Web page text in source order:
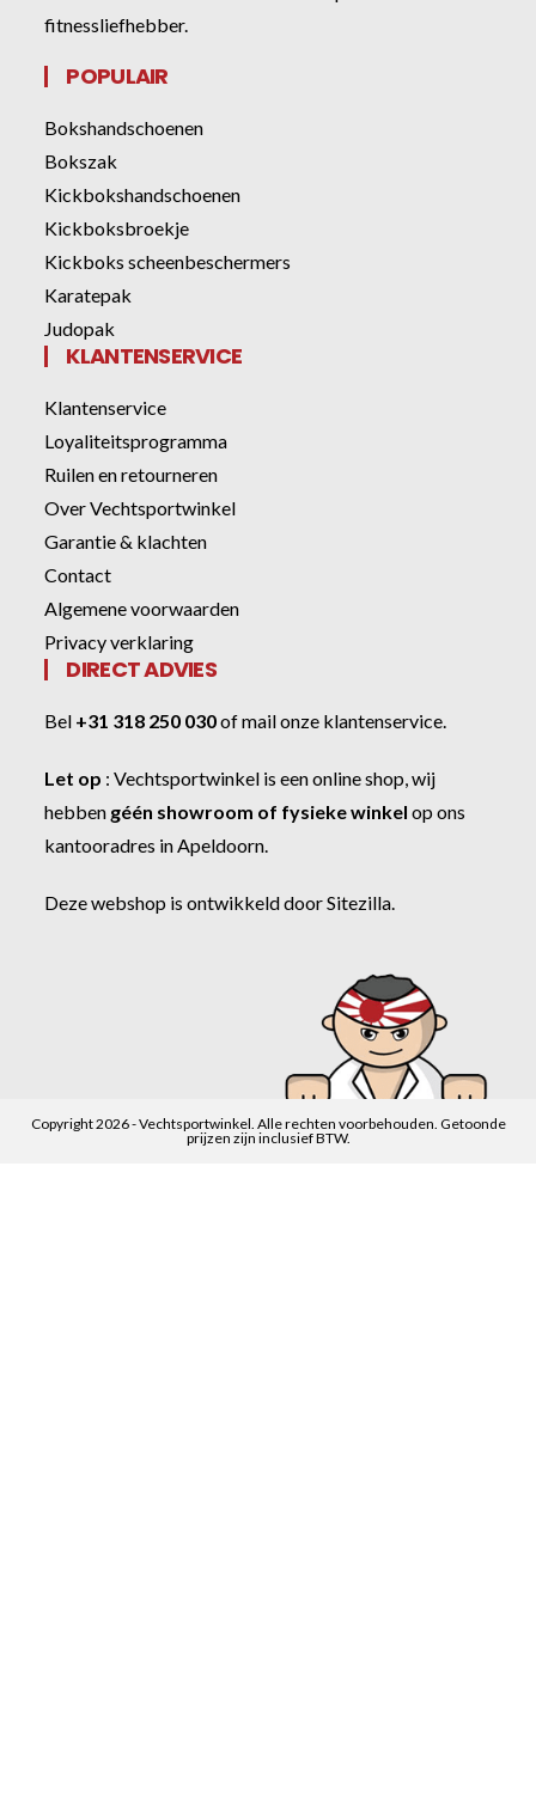
fitnessliefhebber.
POPULAIR
Bokshandschoenen
Bokszak
Kickbokshandschoenen
Kickboksbroekje
Kickboks scheenbeschermers
Karatepak
Judopak
KLANTENSERVICE
Klantenservice
Loyaliteitsprogramma
Ruilen en retourneren
Over Vechtsportwinkel
Garantie & klachten
Contact
Algemene voorwaarden
Privacy verklaring
DIRECT ADVIES
Bel +31 318 250 030ofmail onze klantenservice
Let op :Vechtsportwinkel is een online shop, wij
hebben géén showroom of fysieke winkel op ons
kantooradres in Apeldoorn.
Deze webshop is ontwikkeld doorSitezilla
Copyright 2026 - Vechtsportwinkel. Alle rechten voorbehouden. Getoonde
prijzen zijn inclusief BTW.